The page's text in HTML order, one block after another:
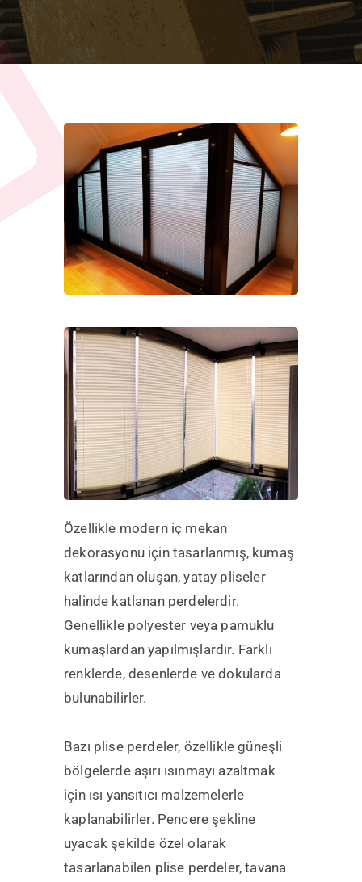
Özellikle modern iç mekan
dekorasyonu için tasarlanmış, kumaş
katlarından oluşan, yatay pliseler
halinde katlanan perdelerdir.
Genellikle polyester veya pamuklu
kumaşlardan yapılmışlardır. Farklı
renklerde, desenlerde ve dokularda
bulunabilirler.
Bazı plise perdeler, özellikle güneşli
bölgelerde aşırı ısınmayı azaltmak
için ısı yansıtıcı malzemelerle
kaplanabilirler. Pencere şekline
uyacak şekilde özel olarak
tasarlanabilen plise perdeler, tavana